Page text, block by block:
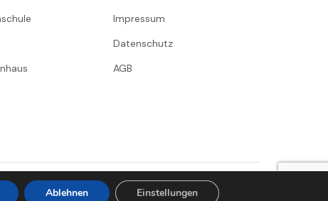
Impressum
Datenschutz
AGB
Clausthal-Zellerfeld in Gesichtern
Ablehnen Einstellungen